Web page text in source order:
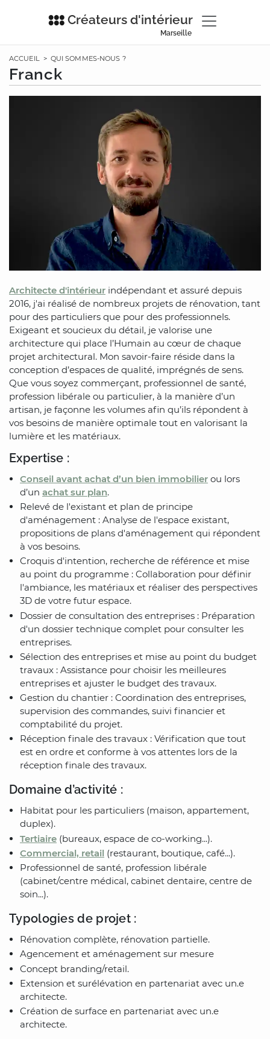
Créateurs d'intérieur
Marseille
ACCUEIL> QUI SOMMES-NOUS ?
Franck
Architecte d'intérieur indépendant et assuré depuis
2016, j'ai réalisé de nombreux projets de rénovation, tant
pour des particuliers que pour des professionnels.
Exigeant et soucieux du détail, je valorise une
architecture qui place l’Humain au cœur de chaque
projet architectural. Mon savoir-faire réside dans la
conception d’espaces de qualité, imprégnés de sens.
Que vous soyez commerçant, professionnel de santé,
profession libérale ou particulier, à la manière d’un
artisan, je façonne les volumes afin qu’ils répondent à
vos besoins de manière optimale tout en valorisant la
lumière et les matériaux.
Expertise :
Conseil avant achat d’un bien immobilier ou lors
d’un achat sur plan.
Relevé de l'existant et plan de principe
d'aménagement : Analyse de l'espace existant,
propositions de plans d'aménagement qui répondent
à vos besoins.
Croquis d'intention, recherche de référence et mise
au point du programme : Collaboration pour définir
l'ambiance, les matériaux et réaliser des perspectives
3D de votre futur espace.
Dossier de consultation des entreprises : Préparation
d'un dossier technique complet pour consulter les
entreprises.
Sélection des entreprises et mise au point du budget
travaux : Assistance pour choisir les meilleures
entreprises et ajuster le budget des travaux.
Gestion du chantier : Coordination des entreprises,
supervision des commandes, suivi financier et
comptabilité du projet.
Réception finale des travaux : Vérification que tout
est en ordre et conforme à vos attentes lors de la
réception finale des travaux.
Domaine d’activité :
Habitat pour les particuliers (maison, appartement,
duplex).
Tertiaire (bureaux, espace de co-working...).
Commercial, retail (restaurant, boutique, café...).
Professionnel de santé, profession libérale
(cabinet/centre médical, cabinet dentaire, centre de
soin...).
Typologies de projet :
Rénovation complète, rénovation partielle.
Agencement et aménagement sur mesure
Concept branding/retail.
Extension et surélévation en partenariat avec un.e
architecte.
Création de surface en partenariat avec un.e
architecte.